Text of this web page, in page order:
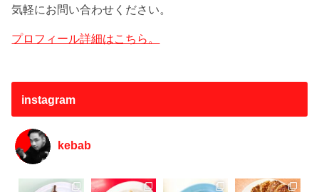
気軽にお問い合わせください。
プロフィール詳細はこちら。
instagram
kebab